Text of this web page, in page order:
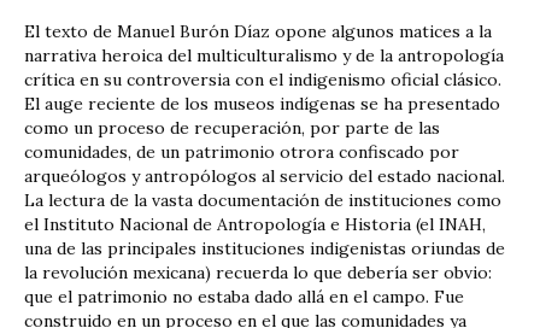
El texto de Manuel Burón Díaz opone algunos matices a la
narrativa heroica del multiculturalismo y de la antropología
crítica en su controversia con el indigenismo oficial clásico.
El auge reciente de los museos indígenas se ha presentado
como un proceso de recuperación, por parte de las
comunidades, de un patrimonio otrora confiscado por
arqueólogos y antropólogos al servicio del estado nacional.
La lectura de la vasta documentación de instituciones como
el Instituto Nacional de Antropología e Historia (el INAH,
una de las principales instituciones indigenistas oriundas de
la revolución mexicana) recuerda lo que debería ser obvio:
que el patrimonio no estaba dado allá en el campo. Fue
construido en un proceso en el que las comunidades ya